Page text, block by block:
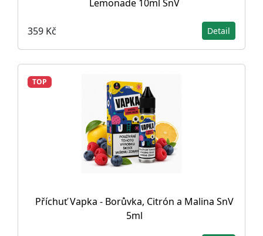
Lemonade 10ml SnV
359 Kč Detail
TOP
Příchuť Vapka - Borůvka, Citrón a Malina SnV
5ml